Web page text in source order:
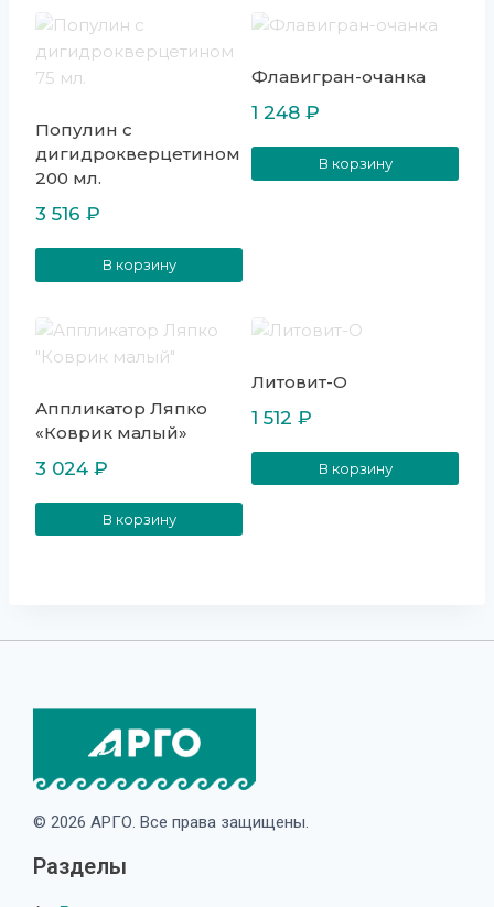
Популин с
дигидрокверцетином
200 мл.
3 516 ₽
В корзину
Флавигран-очанка
1 248 ₽
В корзину
Аппликатор Ляпко
«Коврик малый»
3 024 ₽
В корзину
Литовит-О
1 512 ₽
В корзину
© 2026 АРГО. Все права защищены.
Разделы